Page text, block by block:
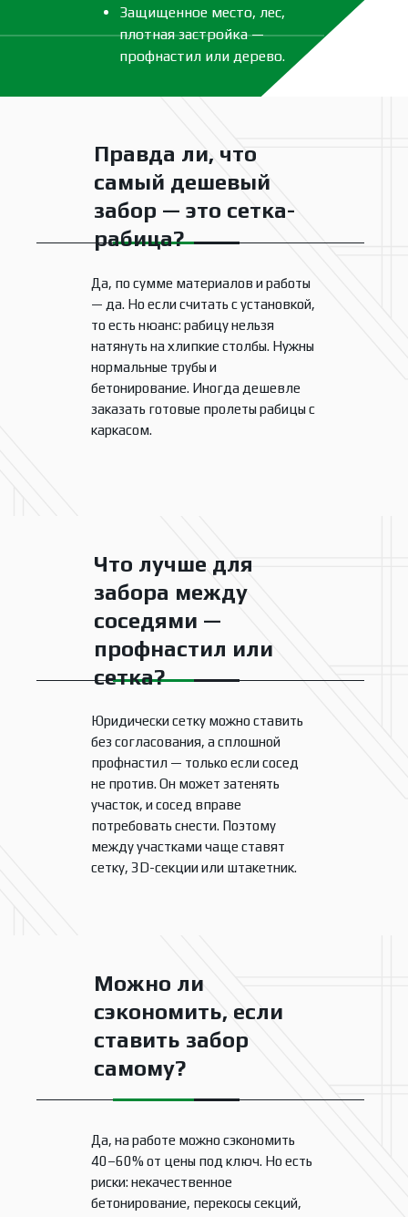
Защищенное место, лес,
плотная застройка —
профнастил или дерево.
Да, по сумме материалов и работы
— да. Но если считать с установкой,
то есть нюанс: рабицу нельзя
натянуть на хлипкие столбы. Нужны
нормальные трубы и
бетонирование. Иногда дешевле
заказать готовые пролеты рабицы с
каркасом.
Правда ли, что
самый дешевый
забор — это сетка-
рабица?
Юридически сетку можно ставить
без согласования, а сплошной
профнастил — только если сосед
не против. Он может затенять
участок, и сосед вправе
потребовать снести. Поэтому
между участками чаще ставят
сетку, 3D-секции или штакетник.
Что лучше для
забора между
соседями —
профнастил или
сетка?
Да, на работе можно сэкономить
40–60% от цены под ключ. Но есть
риски: некачественное
бетонирование, перекосы секций,
Можно ли
сэкономить, если
ставить забор
самому?